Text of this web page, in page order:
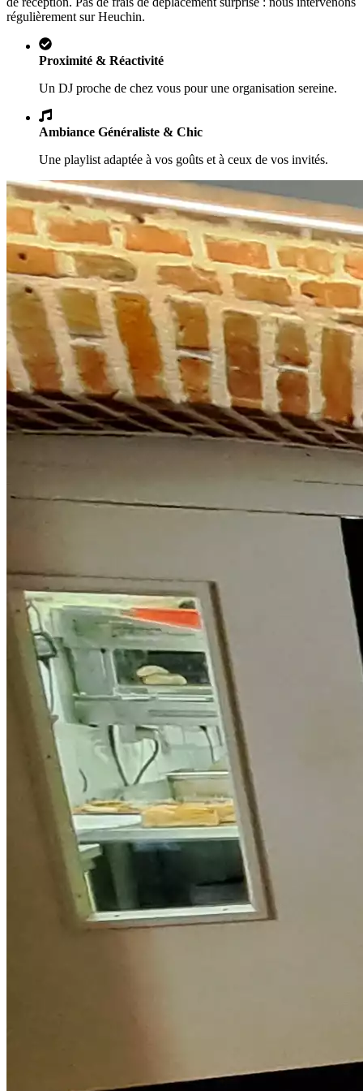
régulièrement surHeuchin.
Proximité & Réactivité
Un DJ proche de chez vous pour une organisation sereine.
Ambiance Généraliste & Chic
Une playlist adaptée à vos goûts et à ceux de vos invités.